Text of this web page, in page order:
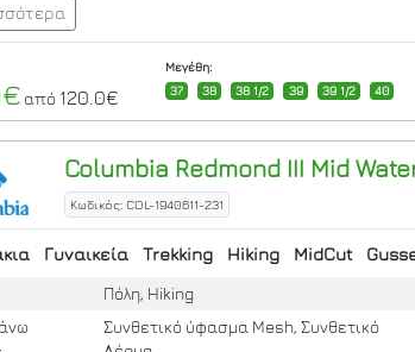
από 120.0€
Μεγέθη:
37
38 38 1/2 39 39 1/2 40
Columbia Redmond III Mid
Κωδικός: COL-1940611-231
Γυναικεία Trekking Hiking MidCut
Πόλη, Hiking
Συνθετικό ύφασμα Mesh, Συνθετικό